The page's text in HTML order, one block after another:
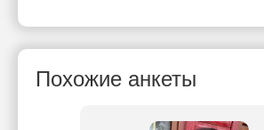
Похожие анкеты